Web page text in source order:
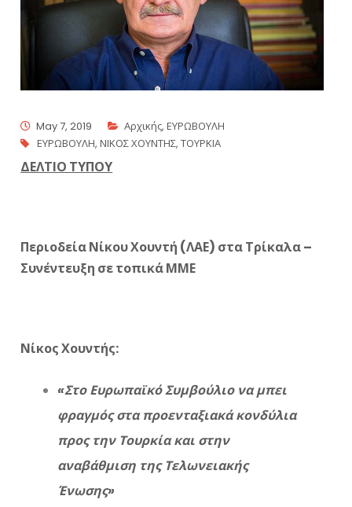
May 7, 2019 Αρχικής,ΕΥΡΩΒΟΥΛΗ
ΕΥΡΩΒΟΥΛΗ,ΝΙΚΟΣ ΧΟΥΝΤΗΣ,ΤΟΥΡΚΙΑ
ΔΕΛΤΙΟ ΤΥΠΟΥ
Περιοδεία Νίκου Χουντή (ΛΑΕ) στα Τρίκαλα –
Συνέντευξη σε τοπικά ΜΜΕ
Νίκος Χουντής:
«Στο Ευρωπαϊκό Συμβούλιο να μπει
φραγμός στα προενταξιακά κονδύλια
προς την Τουρκία και στην
αναβάθμιση της Τελωνειακής
Ένωσης»